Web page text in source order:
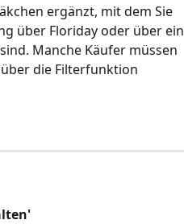
ergänzt, mit dem Sie
über Floriday oder über ein
Manche Käufer müssen
die Filterfunktion